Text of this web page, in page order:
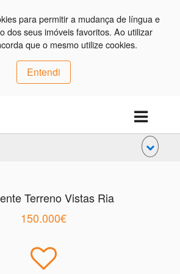
para permitir a mudança de língua e
dos seus imóveis favoritos. Ao utilizar
que o mesmo utilize cookies.
Entendi
Terreno Vistas Ria
150.000€